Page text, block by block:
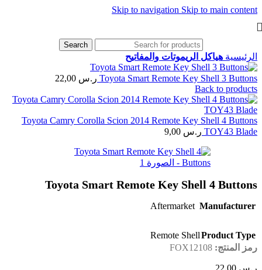
Skip to navigation Skip to main content
Search
الرئيسية هياكل الريموتات والمفاتيح
Toyota Smart Remote Key Shell 3 Buttons ر.س
Back to products
Toyota Camry Corolla Scion 2014 Remote Key Shell 4 Buttons
TOY43 Blade ر.س
Toyota Smart Remote Key Shell 4 Buttons
Manufacturer
Aftermarket
Product Type
Remote Shell
رمز المنتج: FOX12108